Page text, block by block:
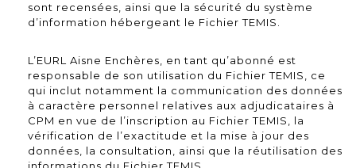
sont recensées, ainsi que la sécurité du système
d’information hébergeant le Fichier TEMIS.
L’EURL Aisne Enchères, en tant qu’abonné est
responsable de son utilisation du Fichier TEMIS, ce
qui inclut notamment la communication des données
à caractère personnel relatives aux adjudicataires à
CPM en vue de l’inscription au Fichier TEMIS, la
vérification de l’exactitude et la mise à jour des
données, la consultation, ainsi que la réutilisation des